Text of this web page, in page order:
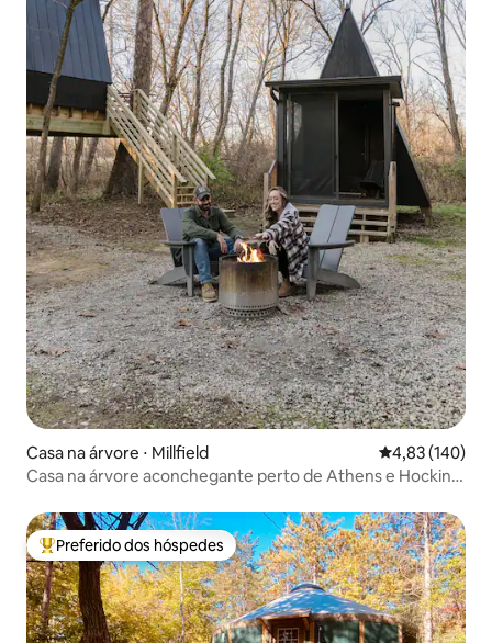
Casa na árvore ⋅ Millfield 4,83 de uma
4,83 (140)
Casa na árvore aconchegante perto de Athens e Hocking
Entre os melhores preferidos dos hóspedes
Preferido dos hóspedes